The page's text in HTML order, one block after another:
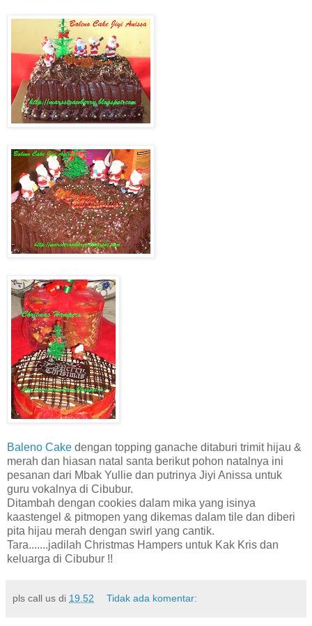
Baleno Cake dengan topping ganache ditaburi trimit hijau &
merah dan hiasan natal santa berikut pohon natalnya ini
pesanan dari Mbak Yullie dan putrinya Jiyi Anissa untuk
guru vokalnya di Cibubur.
Ditambah dengan cookies dalam mika yang isinya
kaastengel & pitmopen yang dikemas dalam tile dan diberi
pita hijau merah dengan swirl yang cantik.
Tara.......jadilah Christmas Hampers untuk Kak Kris dan
keluarga di Cibubur !!
pls call us di 19.52 Tidak ada komentar: